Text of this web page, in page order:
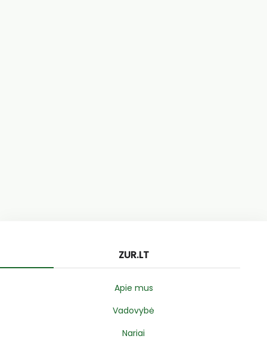
ZUR.LT
Apie mus
Vadovybė
Nariai